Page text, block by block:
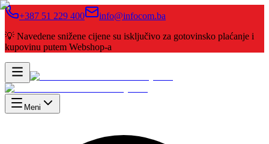
+387 51 229 400
info@infocom.ba
💡 Navedene snižene cijene su isključivo za gotovinsko plaćanje i
kupovinu putem Webshop-a
Meni